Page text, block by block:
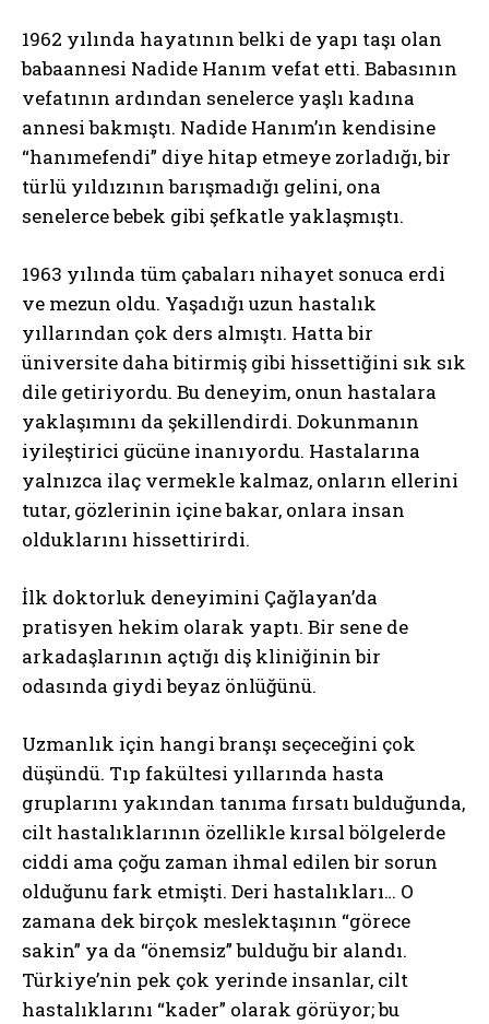
1962 yılında hayatının belki de yapı taşı olan
babaannesi Nadide Hanım vefat etti. Babasının
vefatının ardından senelerce yaşlı kadına
annesi bakmıştı. Nadide Hanım’ın kendisine
“hanımefendi” diye hitap etmeye zorladığı, bir
türlü yıldızının barışmadığı gelini, ona
senelerce bebek gibi şefkatle yaklaşmıştı.
1963 yılında tüm çabaları nihayet sonuca erdi
ve mezun oldu. Yaşadığı uzun hastalık
yıllarından çok ders almıştı. Hatta bir
üniversite daha bitirmiş gibi hissettiğini sık sık
dile getiriyordu. Bu deneyim, onun hastalara
yaklaşımını da şekillendirdi. Dokunmanın
iyileştirici gücüne inanıyordu. Hastalarına
yalnızca ilaç vermekle kalmaz, onların ellerini
tutar, gözlerinin içine bakar, onlara insan
olduklarını hissettirirdi.
İlk doktorluk deneyimini Çağlayan’da
pratisyen hekim olarak yaptı. Bir sene de
arkadaşlarının açtığı diş kliniğinin bir
odasında giydi beyaz önlüğünü.
Uzmanlık için hangi branşı seçeceğini çok
düşündü. Tıp fakültesi yıllarında hasta
gruplarını yakından tanıma fırsatı bulduğunda,
cilt hastalıklarının özellikle kırsal bölgelerde
ciddi ama çoğu zaman ihmal edilen bir sorun
olduğunu fark etmişti. Deri hastalıkları… O
zamana dek birçok meslektaşının “görece
sakin” ya da “önemsiz” bulduğu bir alandı.
Türkiye’nin pek çok yerinde insanlar, cilt
hastalıklarını “kader” olarak görüyor; bu